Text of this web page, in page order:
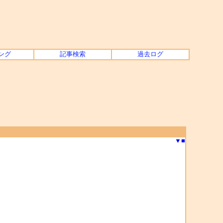
グ 記事検索 過去ログ
▼ ■